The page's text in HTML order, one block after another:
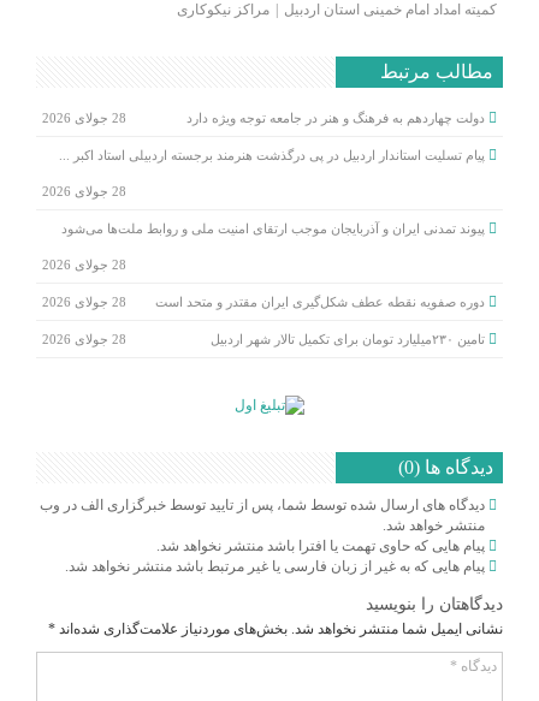
کمیته امداد امام خمینی استان اردبیل مراکز نیکوکاری
مطالب مرتبط
دولت چهاردهم به فرهنگ و هنر در جامعه توجه ویژه دارد 28 جولای 2026
پیام تسلیت استاندار اردبیل در پی درگذشت هنرمند برجسته اردبیلی استاد اکبر ...
28 جولای 2026
پیوند تمدنی ایران و آذربایجان موجب ارتقای امنیت ملی و روابط ملت‌ها می‌شود
28 جولای 2026
دوره صفویه نقطه عطف شکل‌گیری ایران مقتدر و متحد است 28 جولای 2026
تامین ۲۳۰میلیارد تومان برای تکمیل تالار شهر اردبیل 28 جولای 2026
دیدگاه ها (0)
دیدگاه های ارسال شده توسط شما، پس از تایید توسط خبرگزاری الف در وب
منتشر خواهد شد.
پیام هایی که حاوی تهمت یا افترا باشد منتشر نخواهد شد.
پیام هایی که به غیر از زبان فارسی یا غیر مرتبط باشد منتشر نخواهد شد.
دیدگاهتان را بنویسید
نشانی ایمیل شما منتشر نخواهد شد. بخش‌های موردنیاز علامت‌گذاری شده‌اند *
دیدگاه *